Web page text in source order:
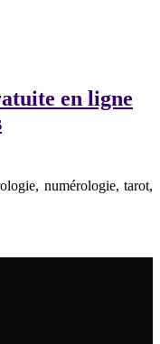
en ligne
numérologie, tarot,